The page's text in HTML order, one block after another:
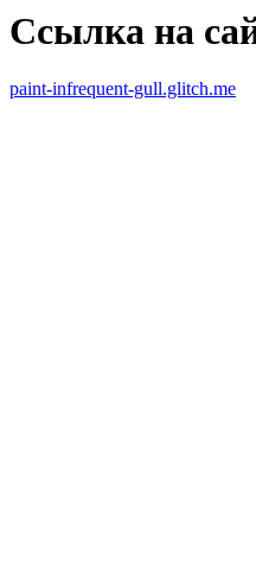
Ссылка на
paint-infrequent-gull.glitch.me